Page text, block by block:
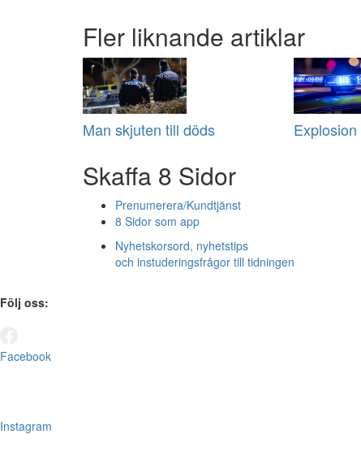
Fler liknande artiklar
Man skjuten till döds
Skaffa 8 Sidor
Prenumerera/Kundtjänst
8 Sidor som app
Nyhetskorsord, nyhetstips
och instuderingsfrågor till tidningen
Följ oss:
Facebook
Instagram